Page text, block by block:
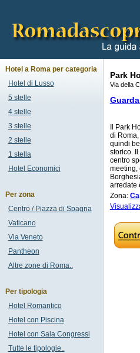
Park
Via della
Il Park
di
quindi
storico.
centro
meeting,
arredate
Zona:
Hotel a Roma per categoria
Hotel di Lusso
5 stelle
4 stelle
3 stelle
2 stelle
1 stella
Hotel Economici
Per zona
Centro / Piazza di Spagna
Vaticano
Via Veneto
Pantheon
Altre zone di Roma..
Per tipologia
Hotel Romantico
Hotel con Piscina
Hotel con Sala Congressi
Tutte le tipologie..